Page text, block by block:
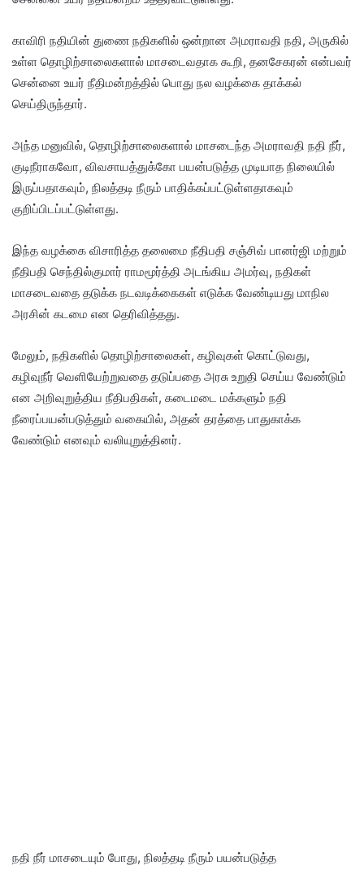
காவிரி நதியின் துணை நதிகளில் ஒன்றான அமராவதி நதி, அருகில்
உள்ள தொழிற்சாலைகளால் மாசடைவதாக கூறி, தனசேகரன் என்பவர்
சென்னை உயர் நீதிமன்றத்தில் பொது நல வழக்கை தாக்கல்
செய்திருந்தார்.
அந்த மனுவில், தொழிற்சாலைகளால் மாசடைந்த அமராவதி நதி நீர்,
குடிநீராகவோ, விவசாயத்துக்கோ பயன்படுத்த முடியாத நிலையில்
இருப்பதாகவும், நிலத்தடி நீரும் பாதிக்கப்பட்டுள்ளதாகவும்
குறிப்பிடப்பட்டுள்ளது.
இந்த வழக்கை விசாரித்த தலைமை நீதிபதி சஞ்சிவ் பானர்ஜி மற்றும்
நீதிபதி செந்தில்குமார் ராமமூர்த்தி அடங்கிய அமர்வு, நதிகள்
மாசடைவதை தடுக்க நடவடிக்கைகள் எடுக்க வேண்டியது மாநில
அரசின் கடமை என தெரிவித்தது.
மேலும், நதிகளில் தொழிற்சாலைகள், கழிவுகள் கொட்டுவது,
கழிவுநீர் வெளியேற்றுவதை தடுப்பதை அரசு உறுதி செய்ய வேண்டும்
என அறிவுறுத்திய நீதிபதிகள், கடைமடை மக்களும் நதி
நீரைப்பயன்படுத்தும் வகையில், அதன் தரத்தை பாதுகாக்க
வேண்டும் எனவும் வலியுறுத்தினர்.
நதி நீர் மாசடையும் போது, நிலத்தடி நீரும் பயன்படுத்த